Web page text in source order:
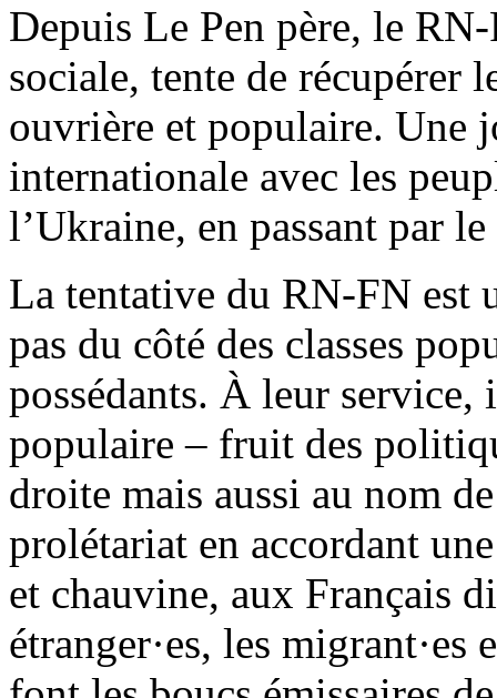
Depuis Le Pen père, le
sociale, tente de récupérer
ouvrière et populaire. Une
internationale avec les
l’Ukraine, en passant par
La tentative du RN-FN est
pas du côté des classes
possédants. À leur service,
populaire – fruit des
droite mais aussi au nom
prolétariat en accordant
et chauvine, aux Français
étranger·es, les migrant·es